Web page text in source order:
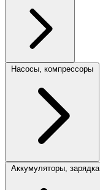
Насосы, компрессоры
Аккумуляторы, зарядка